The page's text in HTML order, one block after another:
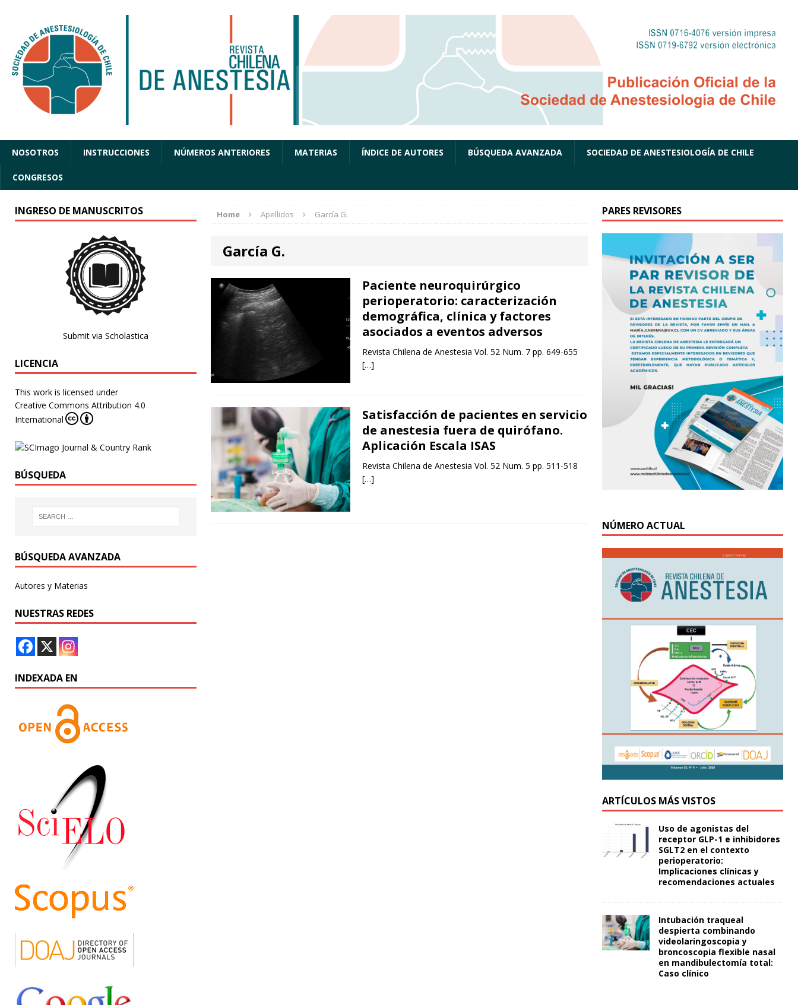
NOSOTROS INSTRUCCIONES NÚMEROS ANTERIORES MATERIAS ÍNDICE DE AUTORES BÚSQUEDA AVANZADA SOCIEDAD DE ANESTESIOLOGÍA DE CHILE
CONGRESOS
Home Apellidos García G.
García G.
Paciente neuroquirúrgico
perioperatorio: caracterización
demográfica, clínica y factores
asociados a eventos adversos
Revista Chilena de Anestesia Vol. 52 Num. 7 pp. 649-655
[…]
Satisfacción de pacientes en servicio
de anestesia fuera de quirófano.
Aplicación Escala ISAS
Revista Chilena de Anestesia Vol. 52 Num. 5 pp. 511-518
[…]
INGRESO DE MANUSCRITOS
Submit via Scholastica
LICENCIA
This work is licensed under
Creative Commons Attribution 4.0
International
BÚSQUEDA
BÚSQUEDA AVANZADA
Autores y Materias
NUESTRAS REDES
INDEXADA EN
PARES REVISORES
NÚMERO ACTUAL
ARTÍCULOS MÁS VISTOS
Uso de agonistas del
receptor GLP-1 e inhibidores
SGLT2 en el contexto
perioperatorio:
Implicaciones clínicas y
recomendaciones actuales
Intubación traqueal
despierta combinando
videolaringoscopia y
broncoscopia flexible nasal
en mandibulectomía total:
Caso clínico